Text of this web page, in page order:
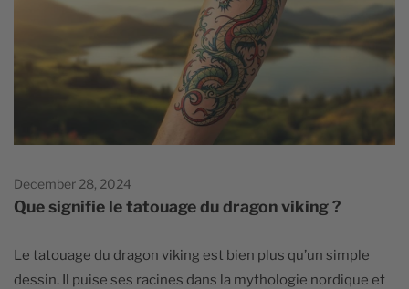
December 28, 2024
Que signifie le tatouage du dragon viking ?
Le tatouage du dragon viking est bien plus qu’un simple
dessin. Il puise ses racines dans la mythologie nordique et